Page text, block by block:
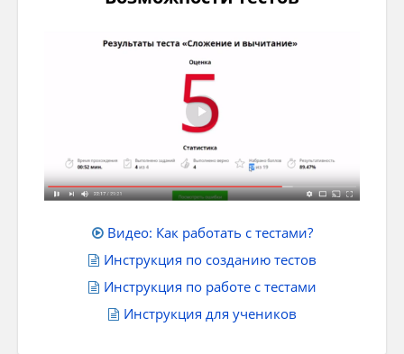
Видео: Как работать с тестами?
Инструкция по созданию тестов
Инструкция по работе с тестами
Инструкция для учеников